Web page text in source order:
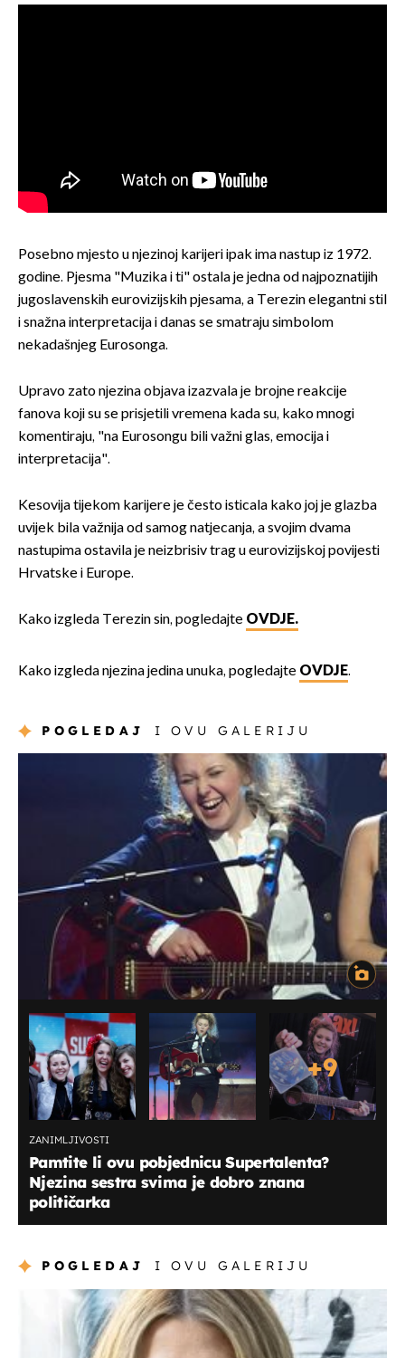
Posebno mjesto u njezinoj karijeri ipak ima nastup iz 1972.
godine. Pjesma "Muzika i ti" ostala je jedna od najpoznatijih
jugoslavenskih eurovizijskih pjesama, a Terezin elegantni stil
i snažna interpretacija i danas se smatraju simbolom
nekadašnjeg Eurosonga.
Upravo zato njezina objava izazvala je brojne reakcije
fanova koji su se prisjetili vremena kada su, kako mnogi
komentiraju, "na Eurosongu bili važni glas, emocija i
interpretacija".
Kesovija tijekom karijere je često isticala kako joj je glazba
uvijek bila važnija od samog natjecanja, a svojim dvama
nastupima ostavila je neizbrisiv trag u eurovizijskoj povijesti
Hrvatske i Europe.
Kako izgleda Terezin sin, pogledajte OVDJE.
Kako izgleda njezina jedina unuka, pogledajte OVDJE.
POGLEDAJ I OVU GALERIJU
+9
ZANIMLJIVOSTI
Pamtite li ovu pobjednicu Supertalenta?
Njezina sestra svima je dobro znana
političarka
POGLEDAJ I OVU GALERIJU